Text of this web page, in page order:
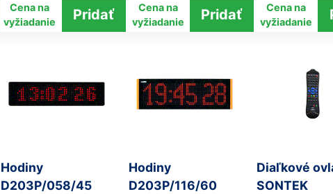
Cena na
vyžiadanie
Cena na
vyžiadanie
Cena na
vyžiadanie
Hodiny
D203P/058/45
Hodiny
D203P/116/60
Diaľkové
SONTEK